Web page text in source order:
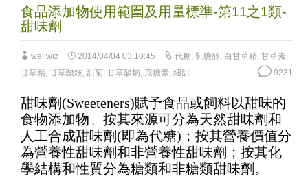
食品添加物使用範圍及用量標準-第11之1類-
甜味劑
wellwiz 2014/04/04 03:10:45 代糖, 乳糖醇, 白甘草精, 甘草素,
甘草精, 甘草酸銨, 甜菊, 甘草酸鈉, 蔗糖素, 紐甜 9231
甜味劑(Sweeteners)賦予食品或飼料以甜味的
食物添加物。按其來源可分為天然甜味劑和
人工合成甜味劑(即為代糖)；按其營養價值分
為營養性甜味劑和非營養性甜味劑；按其化
學結構和性質分為糖類和非糖類甜味劑。